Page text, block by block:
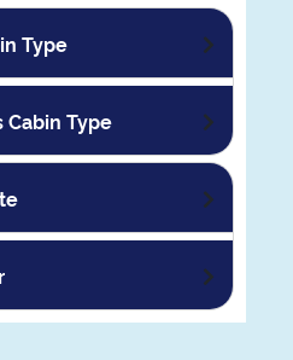
Type
Cabin Type